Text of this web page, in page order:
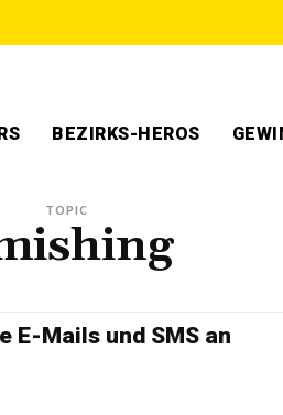
BEZIRKS-HEROS
TOPIC
E-Mails und SMS an